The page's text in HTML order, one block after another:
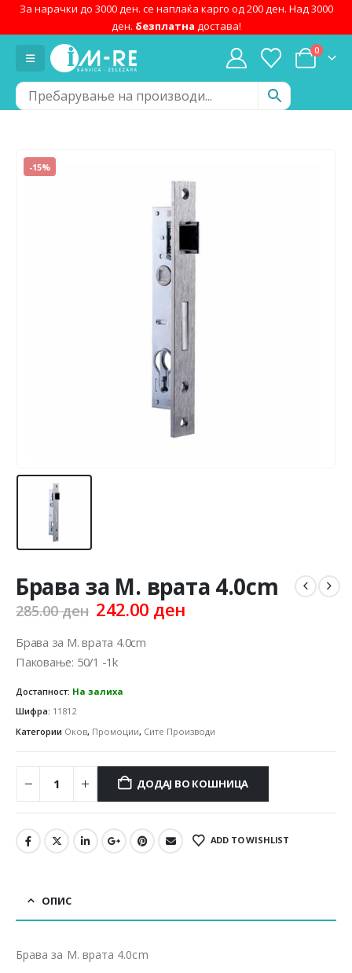
За нарачки до 3000 ден. се наплаќа карго од 200 ден. Над 3000
ден. безплатна достава!
0
-15%
Брава за М. врата 4.0cm
285.00ден Original
was:
285.00 ден.
242.00 денCurrent
Брава за М. врата 4.0cm
Паковање: 50/1 -1k
Достапност: На залиха
Шифра: 11812
Категории Оков, Промоции, Сите Производи
ДОДАЈ ВО КОШНИЦА
ADD TO WISHLIST
ОПИС
Брава за М. врата 4.0cm